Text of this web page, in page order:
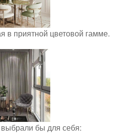
в приятной цветовой гамме.
бы для себя: